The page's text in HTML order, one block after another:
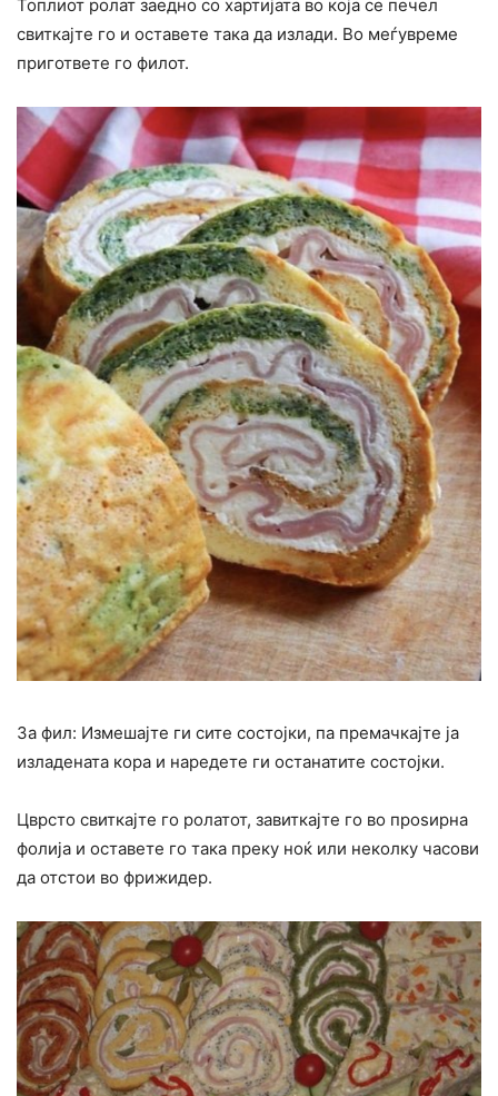
Топлиот ролат заедно со хартијата во која се печел
свиткајте го и оставете така да излади. Во меѓувреме
пригответе го филот.
За фил: Измешајте ги сите состојки, па премачкајте ја
изладената кора и наредете ги останатите состојки.
Цврсто свиткајте го ролатот, завиткајте го во проѕирна
фолија и оставете го така преку ноќ или неколку часови
да отстои во фрижидер.